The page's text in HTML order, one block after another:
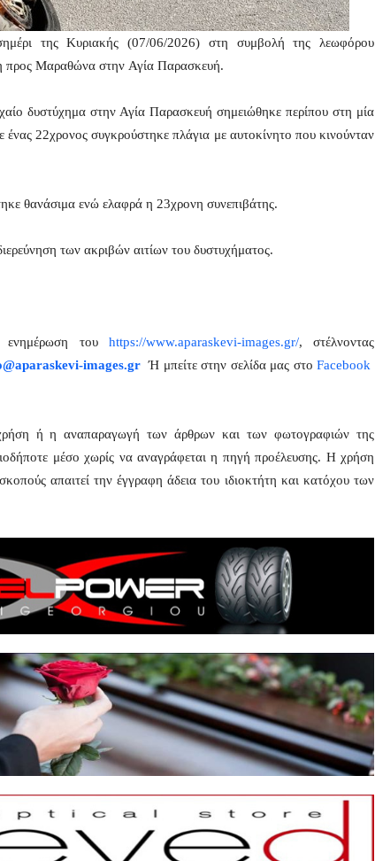
της Κυριακής (07/06/2026) στη συμβολή της λεωφόρου
προς Μαραθώνα στην Αγία Παρασκευή.
δυστύχημα στην Αγία Παρασκευή σημειώθηκε περίπου στη μία
22χρονος συγκρούστηκε πλάγια με αυτοκίνητο που κινούνταν
θανάσιμα ενώ ελαφρά η 23χρονη συνεπιβάτης.
των ακριβών αιτίων του δυστυχήματος.
ενημέρωση του https://www.aparaskevi-images.gr/, στέλνοντας
images.gr Ή μπείτε στην σελίδα μας στοFacebook
ή η αναπαραγωγή των άρθρων και των φωτογραφιών της
μέσο χωρίς να αναγράφεται η πηγή προέλευσης. Η χρήση
απαιτεί την έγγραφη άδεια του ιδιοκτήτη και κατόχου των